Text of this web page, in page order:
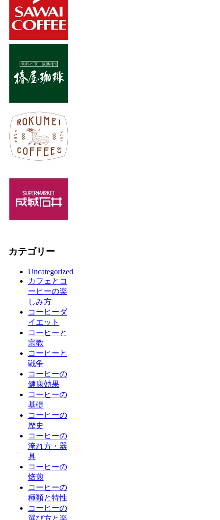
カテゴリー
Uncategorized
カフェとコ
ーヒーの楽
しみ方
コーヒーダ
イエット
コーヒーと
宗教
コーヒーと
戦争
コーヒーの
健康効果
コーヒーの
基礎
コーヒーの
歴史
コーヒーの
淹れ方・器
具
コーヒーの
焙煎
コーヒーの
種類と特性
コーヒーの